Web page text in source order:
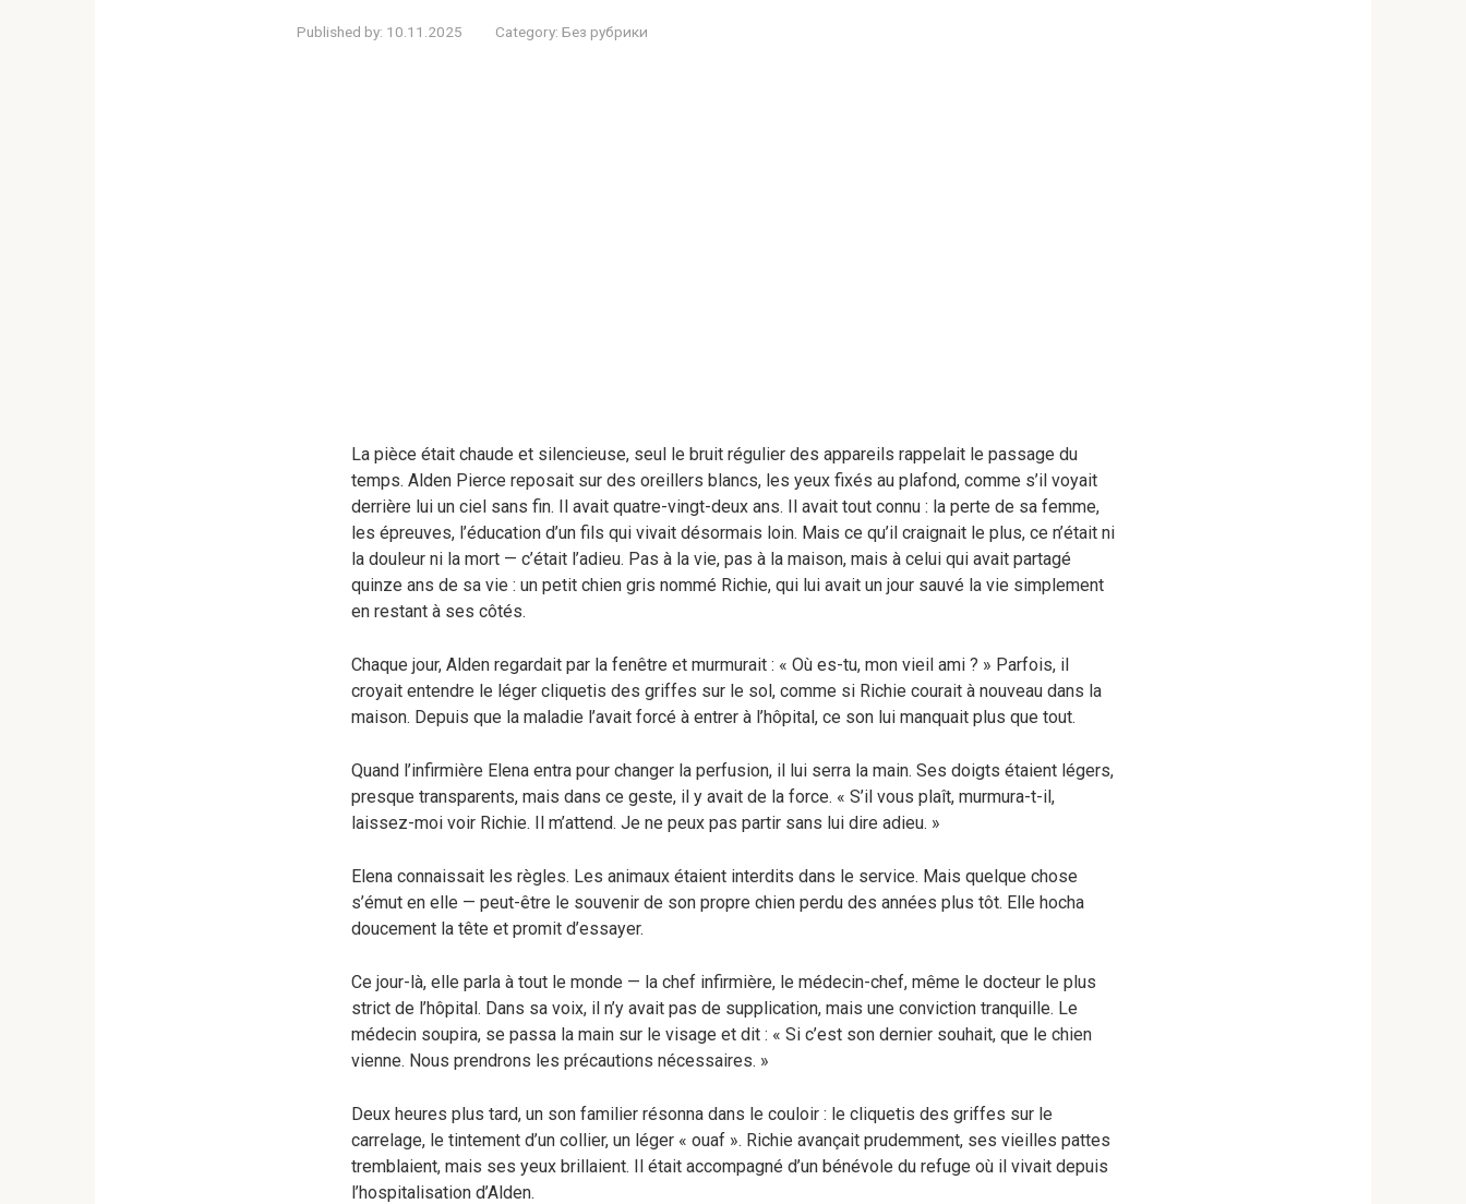
Published by: 10.11.2025 Category: Без рубрики
La pièce était chaude et silencieuse, seul le bruit régulier des appareils rappelait le passage du
temps. Alden Pierce reposait sur des oreillers blancs, les yeux fixés au plafond, comme s’il voyait
derrière lui un ciel sans fin. Il avait quatre-vingt-deux ans. Il avait tout connu : la perte de sa femme,
les épreuves, l’éducation d’un fils qui vivait désormais loin. Mais ce qu’il craignait le plus, ce n’était ni
la douleur ni la mort — c’était l’adieu. Pas à la vie, pas à la maison, mais à celui qui avait partagé
quinze ans de sa vie : un petit chien gris nommé Richie, qui lui avait un jour sauvé la vie simplement
en restant à ses côtés.
Chaque jour, Alden regardait par la fenêtre et murmurait : « Où es-tu, mon vieil ami ? » Parfois, il
croyait entendre le léger cliquetis des griffes sur le sol, comme si Richie courait à nouveau dans la
maison. Depuis que la maladie l’avait forcé à entrer à l’hôpital, ce son lui manquait plus que tout.
Quand l’infirmière Elena entra pour changer la perfusion, il lui serra la main. Ses doigts étaient légers,
presque transparents, mais dans ce geste, il y avait de la force. « S’il vous plaît, murmura-t-il,
laissez-moi voir Richie. Il m’attend. Je ne peux pas partir sans lui dire adieu. »
Elena connaissait les règles. Les animaux étaient interdits dans le service. Mais quelque chose
s’émut en elle — peut-être le souvenir de son propre chien perdu des années plus tôt. Elle hocha
doucement la tête et promit d’essayer.
Ce jour-là, elle parla à tout le monde — la chef infirmière, le médecin-chef, même le docteur le plus
strict de l’hôpital. Dans sa voix, il n’y avait pas de supplication, mais une conviction tranquille. Le
médecin soupira, se passa la main sur le visage et dit : « Si c’est son dernier souhait, que le chien
vienne. Nous prendrons les précautions nécessaires. »
Deux heures plus tard, un son familier résonna dans le couloir : le cliquetis des griffes sur le
carrelage, le tintement d’un collier, un léger « ouaf ». Richie avançait prudemment, ses vieilles pattes
tremblaient, mais ses yeux brillaient. Il était accompagné d’un bénévole du refuge où il vivait depuis
l’hospitalisation d’Alden.